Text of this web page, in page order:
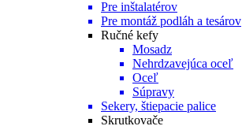
Pre inštalatérov
Pre montáž podláh a tesárov
Ručné kefy
Mosadz
Nehrdzavejúca oceľ
Oceľ
Súpravy
Sekery, štiepacie palice
Skrutkovače